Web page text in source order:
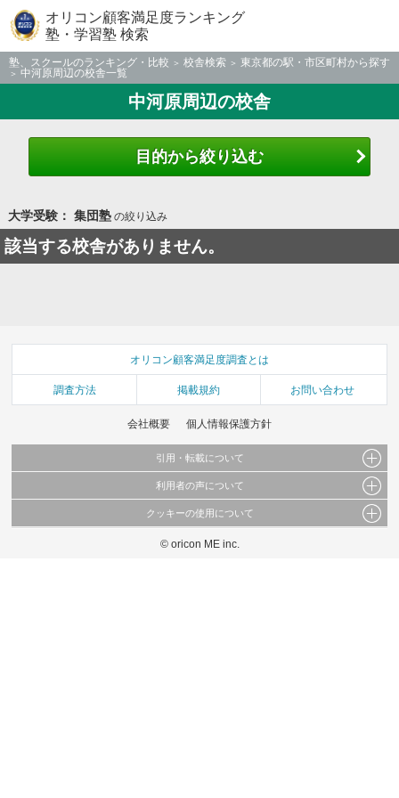
オリコン顧客満足度ランキング
塾・学習塾 検索
塾、スクールのランキング・比較 校舎検索
東京都の駅・市区町村から探す
中河原周辺の校舎一覧
中河原周辺の校舎
目的から絞り込む
大学受験： 集団塾の絞り込み
該当する校舎がありません。
オリコン顧客満足度調査とは
調査方法 掲載規約 お問い合わせ
会社概要 個人情報保護方針
引用・転載について
当サイトで公開されている情報（文字、写真、イラスト、画像データ等）及びこれらの配
これらの情報を権利者の許可なく無断転載・複製などの二次利用を行うことは固く禁じて
利用者の声について
当サイトに掲載している内容はすべてサービスの利用者が提出された見解・感想です。
弊社の見解・ 意見ではないことをご理解いただいた上でご覧ください。
クッキーの使用について
このサイトでは Cookie を使用して、ユーザーに合わせたコンテンツや広告の表示、ソー
© oricon ME inc.